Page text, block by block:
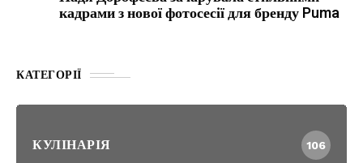
кадрами з нової фотосесії для бренду Puma
КАТЕГОРІЇ
КУЛІНАРІЯ 106